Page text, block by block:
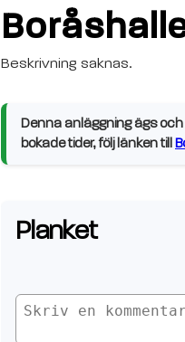
Beskrivning saknas.
Denna anläggning ägs
bokade tider, följ länken till
Planket